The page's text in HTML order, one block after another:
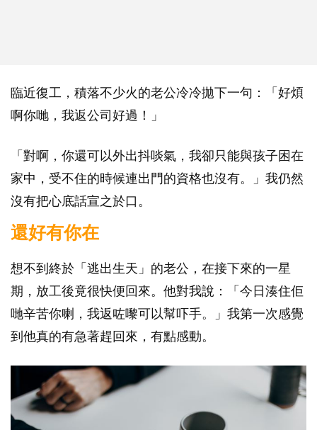
臨近復工，積落不少火的老公冷冷拋下一句：「好煩
啊你哋，我返公司好過！」
「對啊，你還可以外出抖啖氣，我卻只能與孩子困在
家中，受不住的時候連出門的資格也沒有。」我仍然
沒有把心底話宣之於口。
還好有你在
想不到終於「逃出生天」的老公，在接下來的一星
期，放工後竟很快便回來。他對我說：「今日湊住佢
哋辛苦你喇，我返咗嚟可以幫吓手。」我第一次感覺
到他真的有急著趕回來，有點感動。